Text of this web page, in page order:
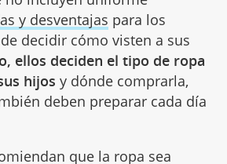
y desventajas para los
decidir cómo visten a sus
ellos deciden el tipo de ropa
hijos y dónde comprarla,
deben preparar cada día
que la ropa sea